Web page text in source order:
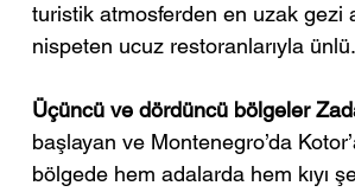
turistik atmosferden en uzak gezi
nispeten ucuz restoranlarıyla ünlü.
Üçüncü ve dördüncü bölgeler
başlayan ve Montenegro’da
bölgede hem adalarda hem kıyı